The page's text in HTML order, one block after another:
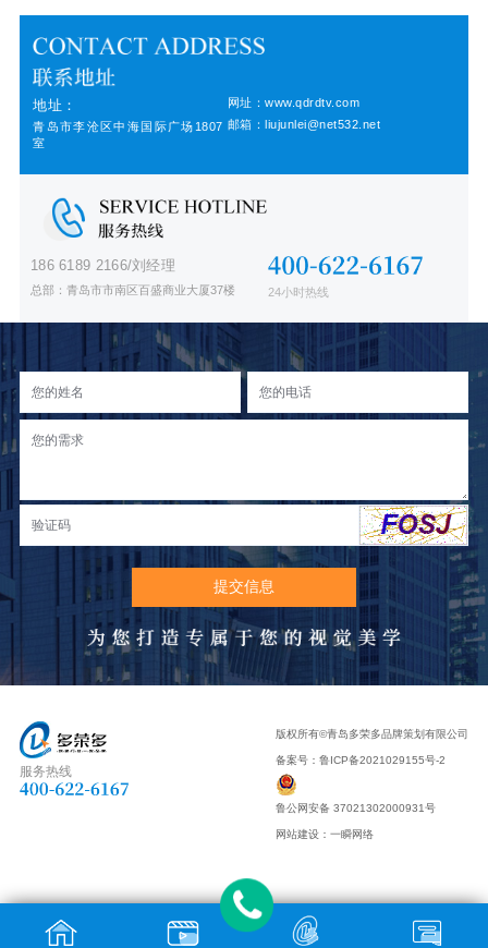
地址：
青岛市李沧区中海国际广场1807
室
网址：www.qdrdtv.com
邮箱：liujunlei@net532.net
186 6189 2166/刘经理
总部：青岛市市南区百盛商业大厦37楼 24小时热线
服务热线
版权所有©青岛多荣多品牌策划有限公司
备案号：鲁ICP备2021029155号-2
鲁公网安备 37021302000931号
网站建设 ：一瞬网络